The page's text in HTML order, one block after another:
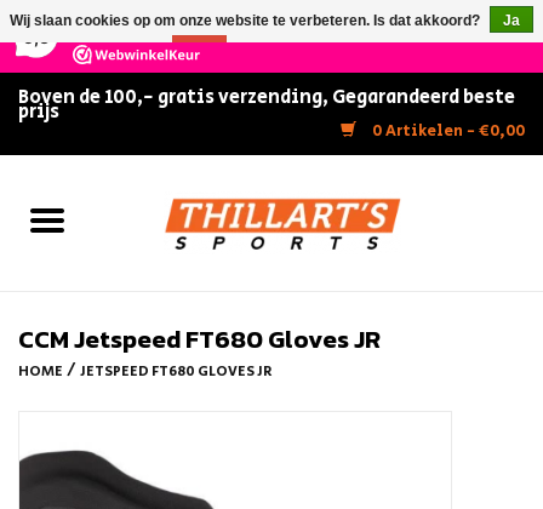
147 Reviews ×
Boven de 100,- gratis verzending, Gegarandeerd beste
prijs
0 Artikelen - €0,00
Home
IJshockey
CCM Jetspeed FT680 Gloves JR
HOME /JETSPEED FT680 GLOVES JR
Wij slaan cookies op om onze website te verbeteren. Is dat akkoord?
Ja
Nee